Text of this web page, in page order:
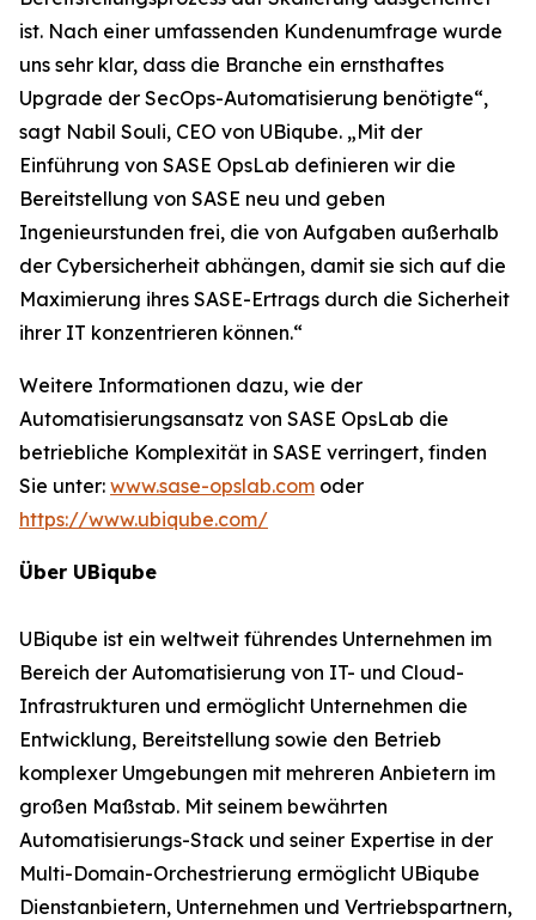
ist. Nach einer umfassenden Kundenumfrage wurde
uns sehr klar, dass die Branche ein ernsthaftes
Upgrade der SecOps-Automatisierung benötigte“,
sagt Nabil Souli, CEO von UBiqube. „Mit der
Einführung von SASE OpsLab definieren wir die
Bereitstellung von SASE neu und geben
Ingenieurstunden frei, die von Aufgaben außerhalb
der Cybersicherheit abhängen, damit sie sich auf die
Maximierung ihres SASE-Ertrags durch die Sicherheit
ihrer IT konzentrieren können.“
Weitere Informationen dazu, wie der
Automatisierungsansatz von SASE OpsLab die
betriebliche Komplexität in SASE verringert, finden
Sie unter: www.sase-opslab.com oder
https://www.ubiqube.com/
Über UBiqube
UBiqube ist ein weltweit führendes Unternehmen im
Bereich der Automatisierung von IT- und Cloud-
Infrastrukturen und ermöglicht Unternehmen die
Entwicklung, Bereitstellung sowie den Betrieb
komplexer Umgebungen mit mehreren Anbietern im
großen Maßstab. Mit seinem bewährten
Automatisierungs-Stack und seiner Expertise in der
Multi-Domain-Orchestrierung ermöglicht UBiqube
Dienstanbietern, Unternehmen und Vertriebspartnern,